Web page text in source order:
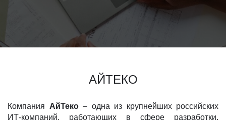
АЙТЕКО
Компания АйТеко– одна из крупнейших российских
ИТ-компаний, работающих в сфере разработки,